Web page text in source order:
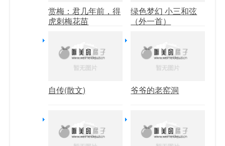
赏梅：君几年前，得
虎刺梅花苗
绿色梦幻 小三和弦
（外一首）
自传(散文) 爷爷的老窑洞